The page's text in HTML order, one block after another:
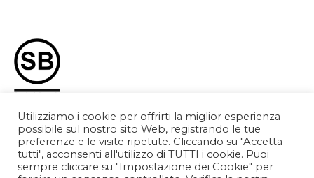
Spazio Illumi è una location di 12 Garden S.r.l Società Benefit
Utilizziamo i cookie per offrirti la miglior esperienza
possibile sul nostro sito Web, registrando le tue
preferenze e le visite ripetute. Cliccando su "Accetta
tutti", acconsenti all'utilizzo di TUTTI i cookie. Puoi
sempre cliccare su "Impostazione dei Cookie" per